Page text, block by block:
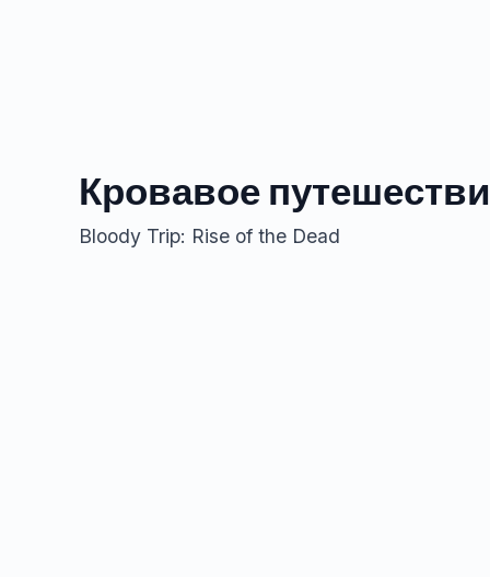
Кровавое
Bloody Trip: Rise of the Dead